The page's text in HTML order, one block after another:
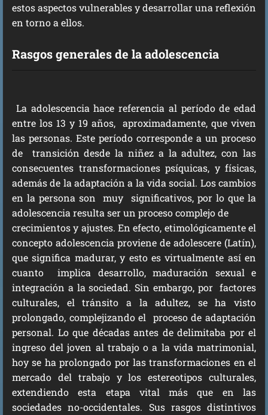
estos aspectos vulnerables y desarrollar una reflexión
en torno a ellos.
Rasgos generales de la adolescencia
La adolescencia hace referencia al período de edad
entre los 13 y 19 años, aproximadamente, que viven
las personas. Este período corresponde a un proceso
de transición desde la niñez a la adultez, con las
consecuentes transformaciones psíquicas, y físicas,
además de la adaptación a la vida social. Los cambios
en la persona son muy significativos, por lo que la
adolescencia resulta ser un proceso complejo de
crecimientos y ajustes. En efecto, etimológicamente el
concepto adolescencia proviene de adolescere (Latín),
que significa madurar, y esto es virtualmente así en
cuanto implica desarrollo, maduración sexual e
integración a la sociedad. Sin embargo, por factores
culturales, el tránsito a la adultez, se ha visto
prolongado, complejizando el proceso de adaptación
personal. Lo que décadas antes de delimitaba por el
ingreso del joven al trabajo o a la vida matrimonial,
hoy se ha prolongado por las transformaciones en el
mercado del trabajo y los estereotipos culturales,
extendiendo esta etapa vital más que en las
sociedades no-occidentales. Sus rasgos distintivos